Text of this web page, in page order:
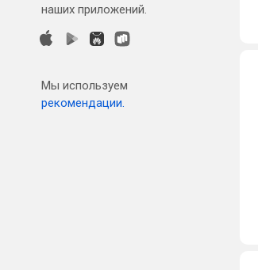
наших приложений.
Мы используем
рекомендации.